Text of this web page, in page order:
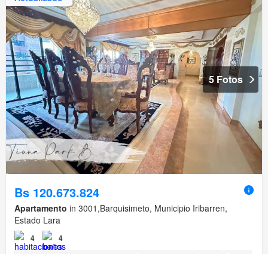
5 Fotos
Bs 120.673.824
Apartamento in 3001,Barquisimeto, Municipio Iribarren,
Estado Lara
4 4